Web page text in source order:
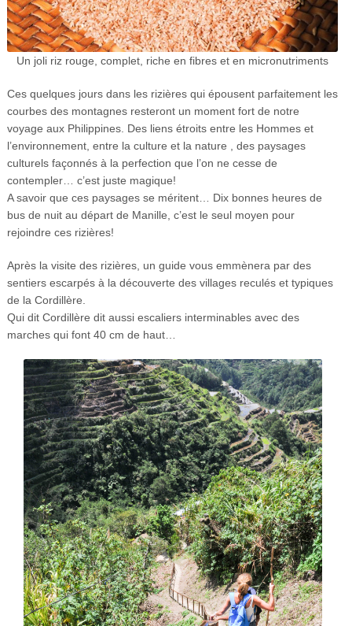
Un joli riz rouge, complet, riche en fibres et en micronutriments
Ces quelques jours dans les rizières qui épousent parfaitement les
courbes des montagnes resteront un moment fort de notre
voyage aux Philippines. Des liens étroits entre les Hommes et
l’environnement, entre la culture et la nature , des paysages
culturels façonnés à la perfection que l’on ne cesse de
contempler… c’est juste magique!
A savoir que ces paysages se méritent… Dix bonnes heures de
bus de nuit au départ de Manille, c’est le seul moyen pour
rejoindre ces rizières!
Après la visite des rizières, un guide vous emmènera par des
sentiers escarpés à la découverte des villages reculés et typiques
de la Cordillère.
Qui dit Cordillère dit aussi escaliers interminables avec des
marches qui font 40 cm de haut…